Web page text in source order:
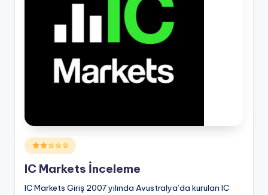
Posted
in
☆☆☆
IC Markets İnceleme
IC Markets Giriş 2007 yılında Avustralya’da kurulan IC